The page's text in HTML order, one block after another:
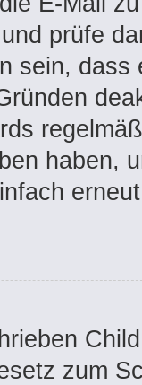
prüfe
sein, dass
haben,
zum